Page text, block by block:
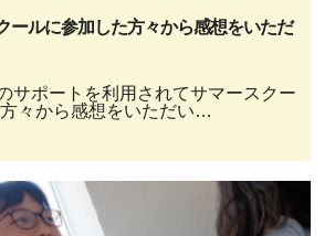
ールに参加した方々から感想をいただ
サポートを利用されてサマースクー
々から感想をいただい…